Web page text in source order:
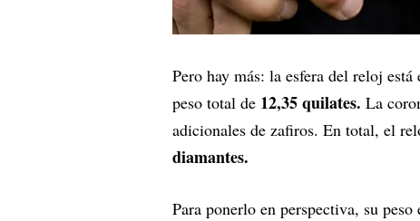
Pero hay más: la esfera del reloj está
peso total de 12,35 quilates. La
adicionales de zafiros. En total, el
diamantes.
Para ponerlo en perspectiva, su